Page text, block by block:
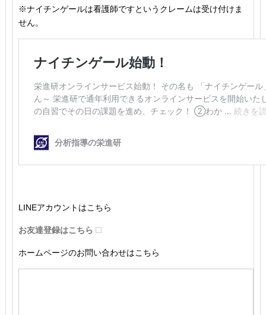
※ナイチンゲールは看護師ですというクレームは受け付けま
せん。
LINEアカウントはこちら
お友達登録はこちら
ホームページのお問い合わせはこちら